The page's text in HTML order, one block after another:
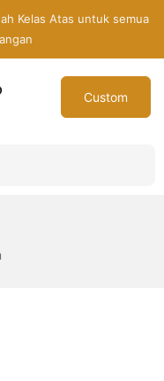
Kelas Atas untuk semua
Custom